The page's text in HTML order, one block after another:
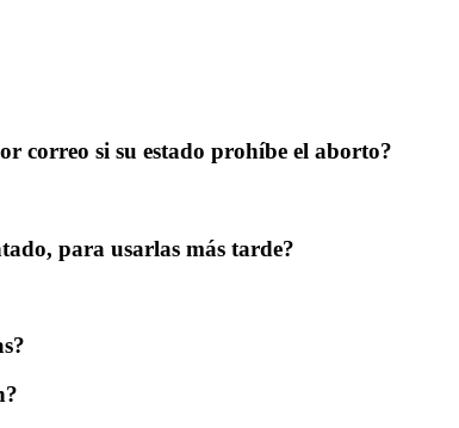
correo si su estado prohíbe el aborto?
para usarlas más tarde?